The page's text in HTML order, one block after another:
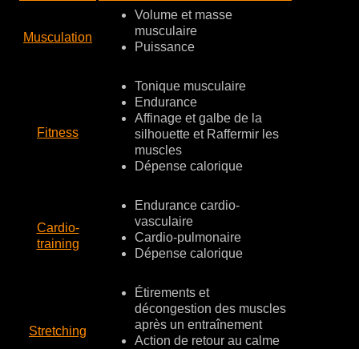
Musculation
Volume et masse
musculaire
Puissance
Fitness
Tonique musculaire
Endurance
Affinage et galbe de la
silhouette et Raffermir les
muscles
Dépense calorique
Cardio-
training
Endurance cardio-
vasculaire
Cardio-pulmonaire
Dépense calorique
Stretching
Étirements et
décongestion des muscles
après un entraînement
Action de retour au calme